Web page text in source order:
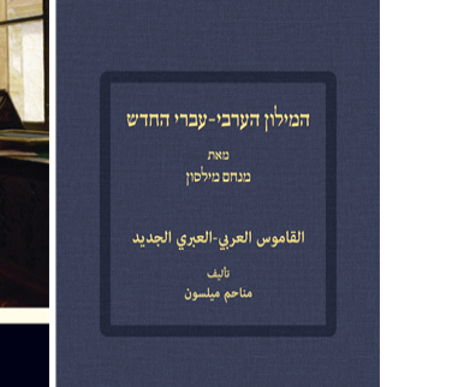
הנחת אתר ספר מודפס